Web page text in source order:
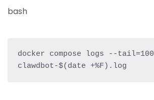
bash
docker compose logs --
clawdbot-$(date +%F).log